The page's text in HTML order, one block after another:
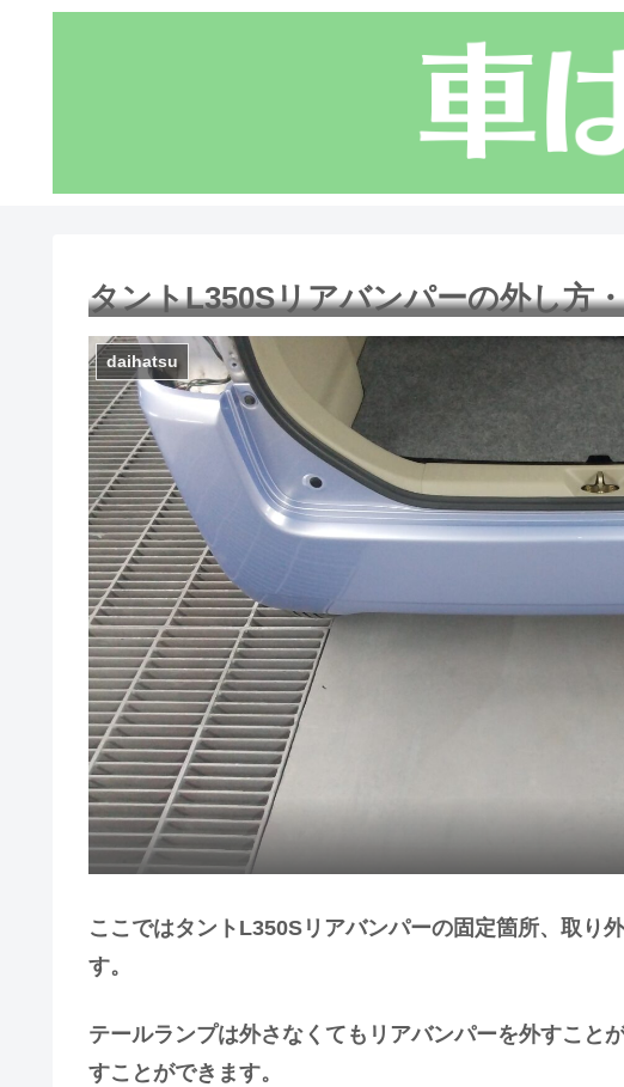
タントL350Sリアバンパーの外し方
daihatsu
ここではタントL350Sリアバンパーの固定箇所、取り
す。
テールランプは外さなくてもリアバンパーを外すこと
すことができます。